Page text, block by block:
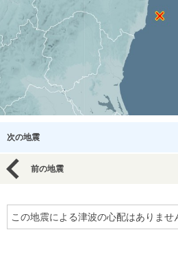
次の地震
前の地震
この地震による津波の心配はありませ